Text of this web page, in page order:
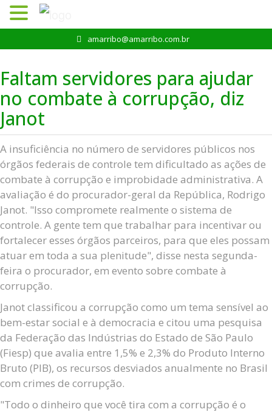
para
conteúdo
amarribo@amarribo.com.br
Faltam servidores para ajudar
no combate à corrupção, diz
Janot
A insuficiência no número de servidores públicos nos
órgãos federais de controle tem dificultado as ações de
combate à corrupção e improbidade administrativa. A
avaliação é do procurador-geral da República, Rodrigo
Janot. "Isso compromete realmente o sistema de
controle. A gente tem que trabalhar para incentivar ou
fortalecer esses órgãos parceiros, para que eles possam
atuar em toda a sua plenitude", disse nesta segunda-
feira o procurador, em evento sobre combate à
corrupção.
Janot classificou a corrupção como um tema sensível ao
bem-estar social e à democracia e citou uma pesquisa
da Federação das Indústrias do Estado de São Paulo
(Fiesp) que avalia entre 1,5% e 2,3% do Produto Interno
Bruto (PIB), os recursos desviados anualmente no Brasil
com crimes de corrupção.
"Todo o dinheiro que você tira com a corrupção é o